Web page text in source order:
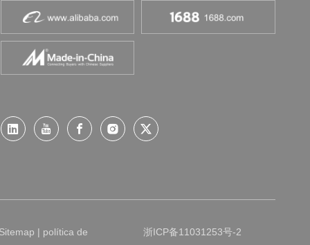
Sitemap | política de
浙ICP备11031253号-2